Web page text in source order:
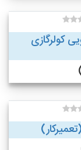
کولرگازی